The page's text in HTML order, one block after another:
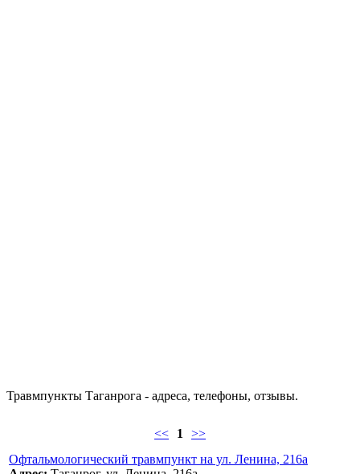
Травмпункты Таганрога - адреса, телефоны, отзывы.
<< 1 >>
Офтальмологический травмпункт на ул. Ленина, 216а